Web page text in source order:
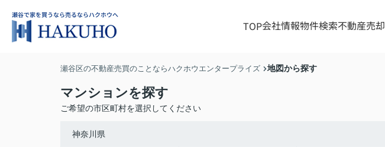
TOP会社情報物件検索不動産売却
瀬谷区の不動産売買のことならハクホウエンタープライズ 地図から探す
マンションを探す
ご希望の市区町村を選択してください
神奈川県